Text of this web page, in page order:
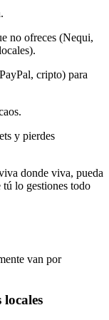
no ofreces (Nequi,
cripto) para
y pierdes
donde viva, pueda
tú lo gestiones todo
van por